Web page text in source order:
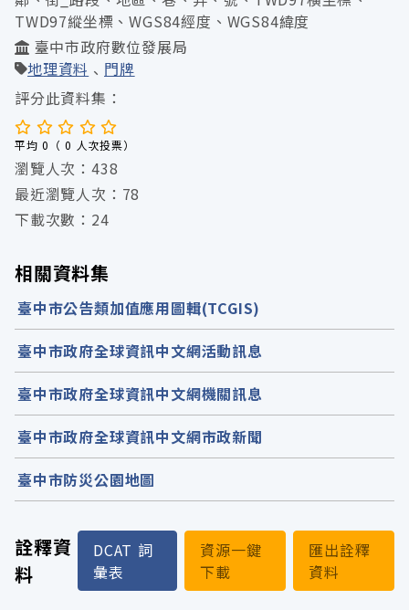
詮釋資
料
DCAT 詞
彙表
資源一鍵
下載
匯出詮釋
資料
TWD97縱坐標、WGS84經度、WGS84緯度
臺中市政府數位發展局
地理資料
門牌
評分此資料集：
平均 0（ 0 人次投票）
瀏覽人次：438
最近瀏覽人次：78
下載次數：24
相關資料集
臺中市公告類加值應用圖輯(TCGIS)
臺中市政府全球資訊中文網活動訊息
臺中市政府全球資訊中文網機關訊息
臺中市政府全球資訊中文網市政新聞
臺中市防災公園地圖